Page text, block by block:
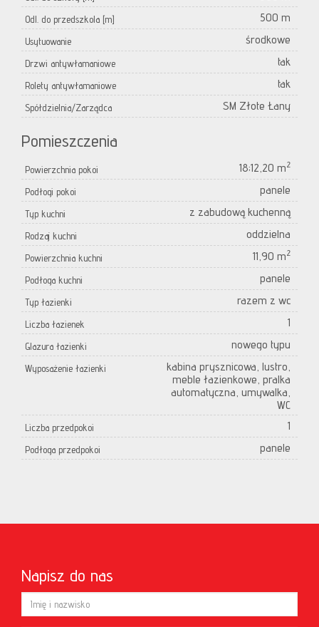
Odl. do przedszkola [m] 500 m
Usytuowanie środkowe
Drzwi antywłamaniowe tak
Rolety antywłamaniowe tak
Spółdzielnia/Zarządca SM Złote Łany
Pomieszczenia
Powierzchnia pokoi 18;12,20 m2
Podłogi pokoi panele
Typ kuchni z zabudową kuchenną
Rodzaj kuchni oddzielna
Powierzchnia kuchni 11,90 m2
Podłoga kuchni panele
Typ łazienki razem z wc
Liczba łazienek 1
Glazura łazienki nowego typu
Wyposażenie łazienki
kabina prysznicowa, lustro,
meble łazienkowe, pralka
automatyczna, umywalka,
WC
Liczba przedpokoi 1
Podłoga przedpokoi panele
Napisz do nas